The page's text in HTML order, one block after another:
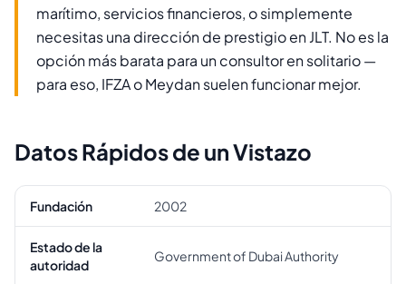
marítimo, servicios financieros, o simplemente
necesitas una dirección de prestigio en JLT. No es la
opción más barata para un consultor en solitario —
para eso, IFZA o Meydan suelen funcionar mejor.
Datos Rápidos de un Vistazo
Fundación 2002
Estado de la
autoridad
Government of Dubai Authority